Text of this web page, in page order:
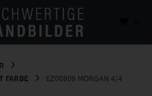
EZ00809 MORGAN 4/4